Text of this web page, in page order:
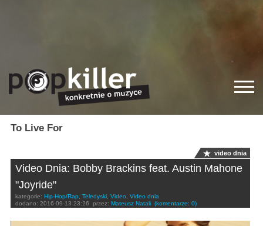
To Live For
video dnia
Video Dnia: Bobby Brackins feat. Austin Mahone
"Joyride"
kategorie: Hip-Hop/Rap, Teledyski, Video, Video dnia
dodano: 2016-09-13 23:26 przez: Mateusz Natali (komentarze: 0)